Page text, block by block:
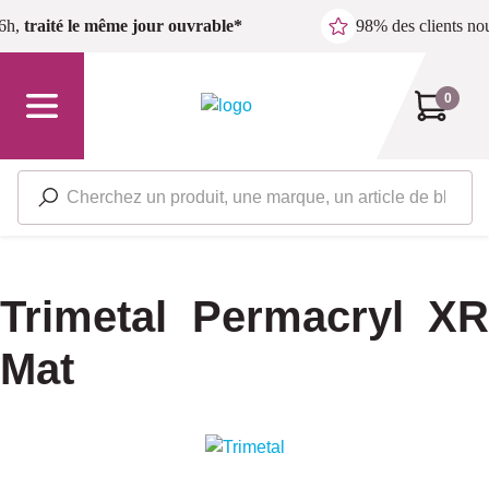
Passer au contenu principal
traité le même jour ouvrable* 98% des clients
0
Trimetal Permacryl XR
Mat